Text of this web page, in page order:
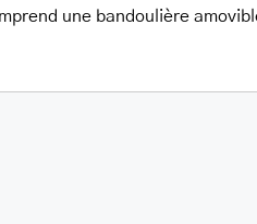
une bandoulière